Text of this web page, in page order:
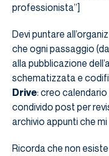
professionista”]
Devi puntare
che ogni passaggio
alla pubblicazione
schematizzata e
Drive: creo
condivido post per
archivio appunti che
Ricorda che non